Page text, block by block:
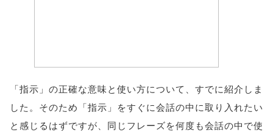
「指示」の正確な意味と使い方について、すでに紹介しま
した。そのため「指示」をすぐに会話の中に取り入れたい
と感じるはずですが、同じフレーズを何度も会話の中で使